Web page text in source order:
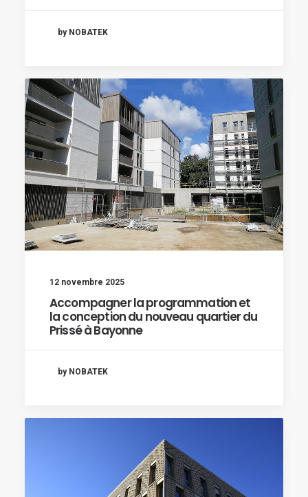
by NOBATEK
12 novembre 2025
Accompagner la programmation et
la conception du nouveau quartier du
Prissé à Bayonne
by NOBATEK